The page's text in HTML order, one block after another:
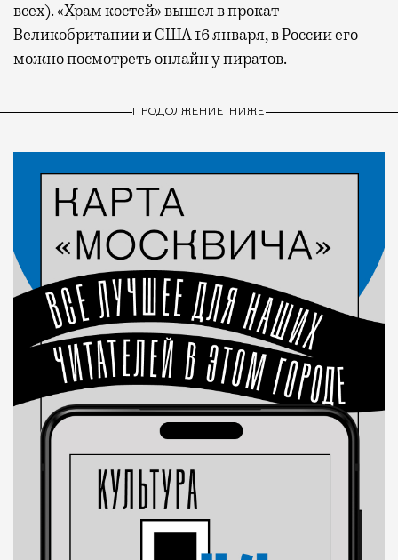
всех). «Храм костей» вышел в прокат
Великобритании и США 16 января, в России его
можно посмотреть онлайн у пиратов.
ПРОДОЛЖЕНИЕ НИЖЕ